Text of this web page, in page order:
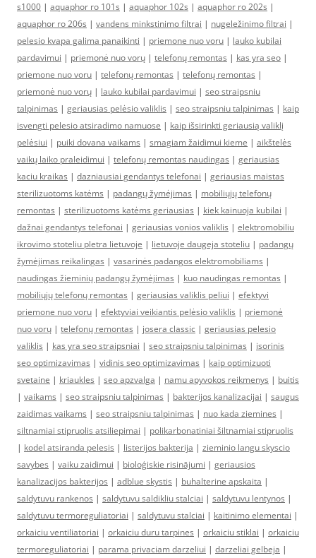
s1000 | aquaphor ro 101s | aquaphor 102s | aquaphor ro 202s |
aquaphor ro 206s | vandens minkstinimo filtrai | nugeležinimo filtrai |
pelesio kvapa galima panaikinti | priemone nuo voru | lauko kubilai
pardavimui | priemonė nuo vorų | telefonų remontas | kas yra seo |
priemone nuo voru | telefonų remontas | telefonų remontas |
priemonė nuo vorų | lauko kubilai pardavimui | seo straipsniu
talpinimas | geriausias pelėsio valiklis | seo straipsniu talpinimas | kaip
isvengti pelesio atsiradimo namuose | kaip išsirinkti geriausią valiklį
pelėsiui | puiki dovana vaikams | smagiam žaidimui kieme | aikštelės
vaikų laiko praleidimui | telefonų remontas naudingas | geriausias
kaciu kraikas | dazniausiai gendantys telefonai | geriausias maistas
sterilizuotoms katėms | padangų žymėjimas | mobiliųjų telefonų
remontas | sterilizuotoms katėms geriausias | kiek kainuoja kubilai |
dažnai gendantys telefonai | geriausias vonios valiklis | elektromobiliu
ikrovimo stoteliu pletra lietuvoje | lietuvoje daugeja stoteliu | padangų
žymėjimas reikalingas | vasarinės padangos elektromobiliams |
naudingas žieminių padangų žymėjimas | kuo naudingas remontas |
mobiliųjų telefonų remontas | geriausias valiklis peliui | efektyvi
priemone nuo voru | efektyviai veikiantis pelėsio valiklis | priemonė
nuo vorų | telefonų remontas | josera classic | geriausias pelesio
valiklis | kas yra seo straipsniai | seo straipsniu talpinimas | isorinis
seo optimizavimas | vidinis seo optimizavimas | kaip optimizuoti
svetaine | kriaukles | seo apzvalga | namu apyvokos reikmenys | buitis
| vaikams | seo straipsniu talpinimas | bakterijos kanalizacijai | saugus
zaidimas vaikams | seo straipsniu talpinimas | nuo kada ziemines |
siltnamiai stipruolis atsiliepimai | polikarbonatiniai šiltnamiai stipruolis
| kodel atsiranda pelesis | listerijos bakterija | zieminio langu skyscio
savybes | vaiku zaidimui | bioloģiskie risinājumi | geriausios
kanalizacijos bakterijos | adblue skystis | buhalterine apskaita |
saldytuvu rankenos | saldytuvu saldikliu stalciai | saldytuvu lentynos |
saldytuvu termoreguliatoriai | saldytuvu stalciai | kaitinimo elementai |
orkaiciu ventiliatoriai | orkaiciu duru tarpines | orkaiciu stiklai | orkaiciu
termoreguliatoriai | parama privaciam darzeliui | darzeliai gelbeja |